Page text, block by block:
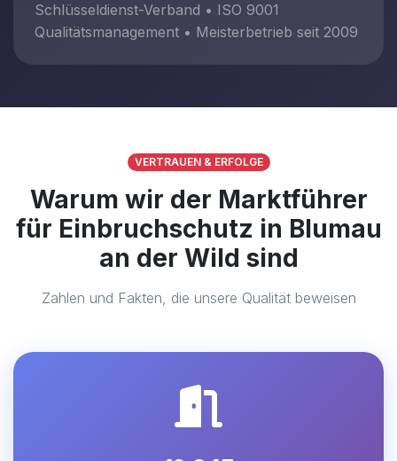
Schlüsseldienst-Verband • ISO 9001
Qualitätsmanagement • Meisterbetrieb seit 2009
VERTRAUEN & ERFOLGE
Warum wir der Marktführer
für Einbruchschutz in Blumau
an der Wild sind
Zahlen und Fakten, die unsere Qualität beweisen